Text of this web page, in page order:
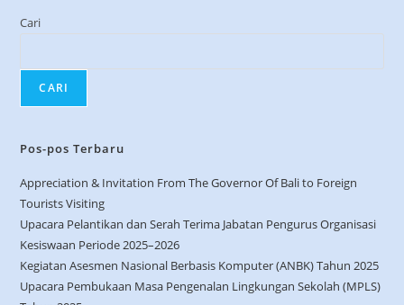
Cari
CARI
Pos-pos Terbaru
Appreciation & Invitation From The Governor Of Bali to Foreign
Tourists Visiting
Upacara Pelantikan dan Serah Terima Jabatan Pengurus Organisasi
Kesiswaan Periode 2025–2026
Kegiatan Asesmen Nasional Berbasis Komputer (ANBK) Tahun 2025
Upacara Pembukaan Masa Pengenalan Lingkungan Sekolah (MPLS)